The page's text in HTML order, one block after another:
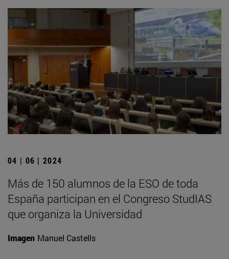
04 | 06 | 2024
Más de 150 alumnos de la ESO de toda
España participan en el Congreso StudIAS
que organiza la Universidad
Imagen Manuel Castells